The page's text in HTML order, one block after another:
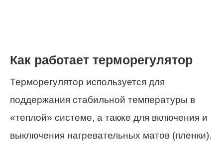
Как работает терморегулятор
Терморегулятор используется для
поддержания стабильной температуры в
«теплой» системе, а также для включения и
выключения нагревательных матов (пленки).